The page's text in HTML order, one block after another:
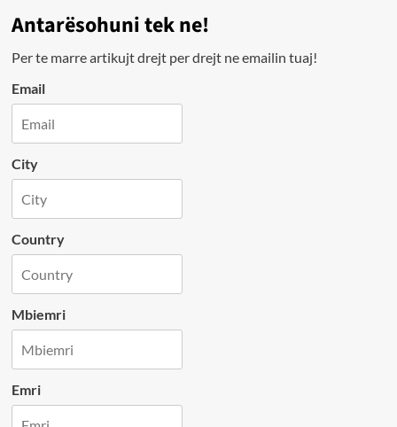
Antarësohuni tek ne!
Per te marre artikujt drejt per drejt ne emailin tuaj!
Email
City
Country
Mbiemri
Emri